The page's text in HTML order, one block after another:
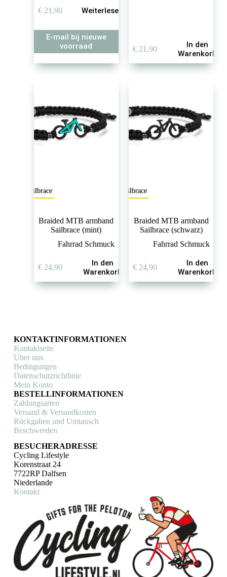
€21,90 Weiterlesen
E-mail bij nieuwe
voorraad
€21,90
In den
Warenkorb
Sailbrace
Braided MTB armband
Sailbrace (mint)
Fahrrad Schmuck
€24,90
In den
Warenkorb
Sailbrace
Braided MTB armband
Sailbrace (schwarz)
Fahrrad Schmuck
€24,90
In den
Warenkorb
KONTAKTINFORMATIONEN
Kontaktseite
Über uns
Bedingungen
Datenschutzrichtlinie
Mein Konto
BESTELLINFORMATIONEN
Zahlungsarten
Versand & Versandkosten
Rückgaben und Umtausch
Beschwerden
BESUCHERADRESSE
Cycling Lifestyle
Korenstraat 24
7722RP Dalfsen
Niederlande
Kontakt